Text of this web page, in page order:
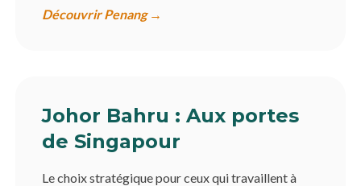
Découvrir Penang →
Johor Bahru : Aux portes
de Singapour
Le choix stratégique pour ceux qui travaillent à